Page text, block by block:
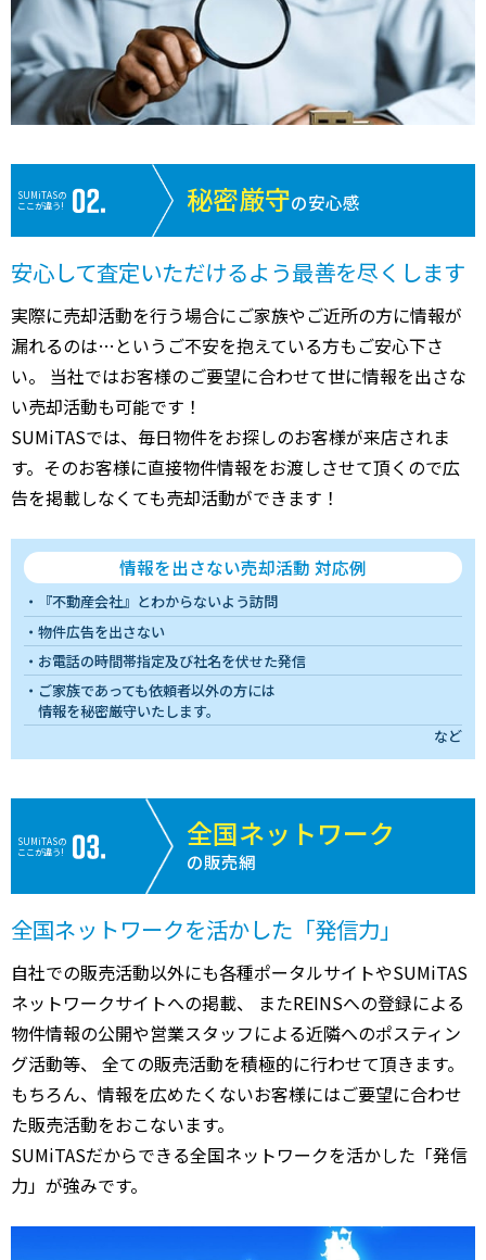
SUMiTASの
ここが違う!
秘密厳守の安心感
安心して査定いただけるよう最善を尽くします
実際に売却活動を行う場合にご家族やご近所の方に情報が
漏れるのは…というご不安を抱えている方もご安心下さ
い。 当社ではお客様のご要望に合わせて世に情報を出さな
い売却活動も可能です！
SUMiTASでは、毎日物件をお探しのお客様が来店されま
す。そのお客様に直接物件情報をお渡しさせて頂くので広
告を掲載しなくても売却活動ができます！
情報を出さない売却活動 対応例
『不動産会社』とわからないよう訪問
物件広告を出さない
お電話の時間帯指定及び社名を伏せた発信
ご家族であっても依頼者以外の方には
情報を秘密厳守いたします。
など
SUMiTASの
ここが違う!
全国ネットワーク
の販売網
全国ネットワークを活かした「発信力」
自社での販売活動以外にも各種ポータルサイトやSUMiTAS
ネットワークサイトへの掲載、 またREINSへの登録による
物件情報の公開や営業スタッフによる近隣へのポスティン
グ活動等、 全ての販売活動を積極的に行わせて頂きます。
もちろん、情報を広めたくないお客様にはご要望に合わせ
た販売活動をおこないます。
SUMiTASだからできる全国ネットワークを活かした「発信
力」が強みです。